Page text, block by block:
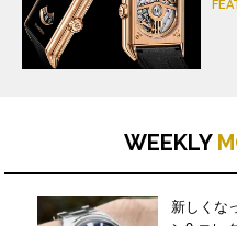
WEEKLY
新しくな